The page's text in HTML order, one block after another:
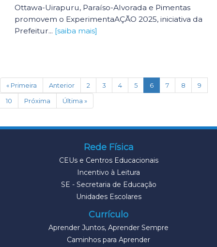
Ottawa-Uirapuru, Paraíso-Alvorada e Pimentas
promovem o ExperimentaAÇÃO 2025, iniciativa da
Prefeitur... [saiba mais]
« Primeira Anterior 2 3 4 5 6(current)
7 8
9
10
Próxima Última »
Rede Física
CEUs e Centros Educacionais
Incentivo à Leitura
SE - Secretaria de Educação
Unidades Escolares
Currículo
Aprender Juntos, Aprender Sempre
Caminhos para Aprender